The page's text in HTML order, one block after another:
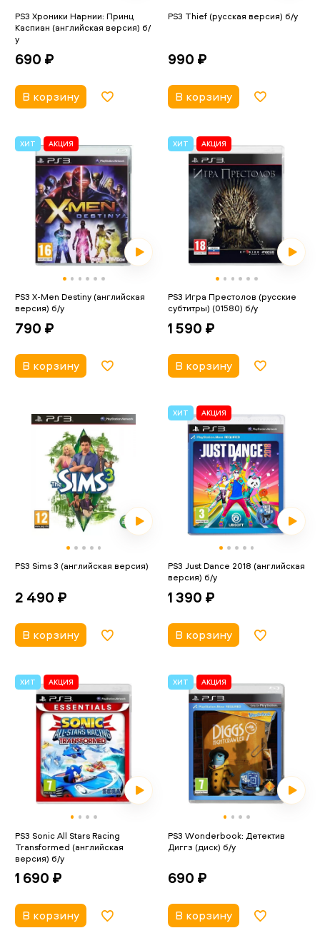
PS3 Хроники Нарнии: Принц
Каспиан (английская версия) б/
у
690 ₽
В корзину
PS3 Thief (русская версия) б/у
990 ₽
В корзину
ХИТ АКЦИЯ
PS3 X-Men Destiny (английская
версия) б/у
790 ₽
В корзину
ХИТ АКЦИЯ
PS3 Игра Престолов (русские
субтитры) (01580) б/у
1 590 ₽
В корзину
PS3 Sims 3 (английская версия)
2 490 ₽
В корзину
ХИТ АКЦИЯ
PS3 Just Dance 2018 (английская
версия) б/у
1 390 ₽
В корзину
ХИТ АКЦИЯ
PS3 Sonic All Stars Racing
Transformed (английская
версия) б/у
1 690 ₽
В корзину
ХИТ АКЦИЯ
PS3 Wonderbook: Детектив
Диггз (диск) б/у
690 ₽
В корзину